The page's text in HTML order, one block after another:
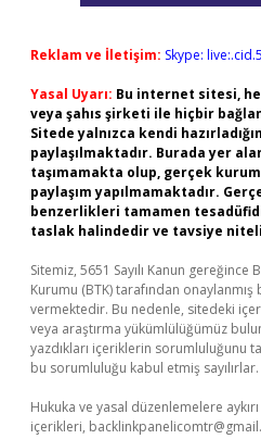
Reklam ve İletişim: Skype:
Yasal Uyarı: Bu internet sitesi,
veya şahıs şirketi ile hiçbir
Sitede yalnızca kendi
paylaşılmaktadır. Burada yer
taşımamakta olup, gerçek
paylaşım yapılmamaktadır.
benzerlikleri tamamen
taslak halindedir ve tavsiye
Sitemiz, 5651 Sayılı Kanun
Kurumu (BTK) tarafından onaylanmış
vermektedir. Bu nedenle, sitedeki
veya araştırma yükümlülüğümüz
yazdıkları içeriklerin sorumluluğunu
bu sorumluluğu kabul etmiş sayılırlar.
Hukuka ve yasal düzenlemelere
içerikleri,